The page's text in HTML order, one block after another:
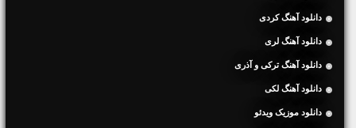
دانلود آهنگ کردی
دانلود آهنگ لری
دانلود آهنگ ترکی و آذری
دانلود آهنگ لکی
دانلود موزیک ویدئو